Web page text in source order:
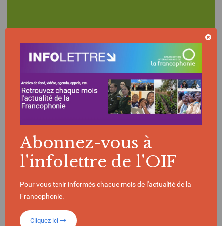
En savoir plus
Remonter à l’espace
recherche
Affinez votre recherche
Abonnez-vous à
l'infolettre de l'OIF
Pour vous tenir informés chaque mois de l'actualité de la
Francophonie.
Cliquez ici